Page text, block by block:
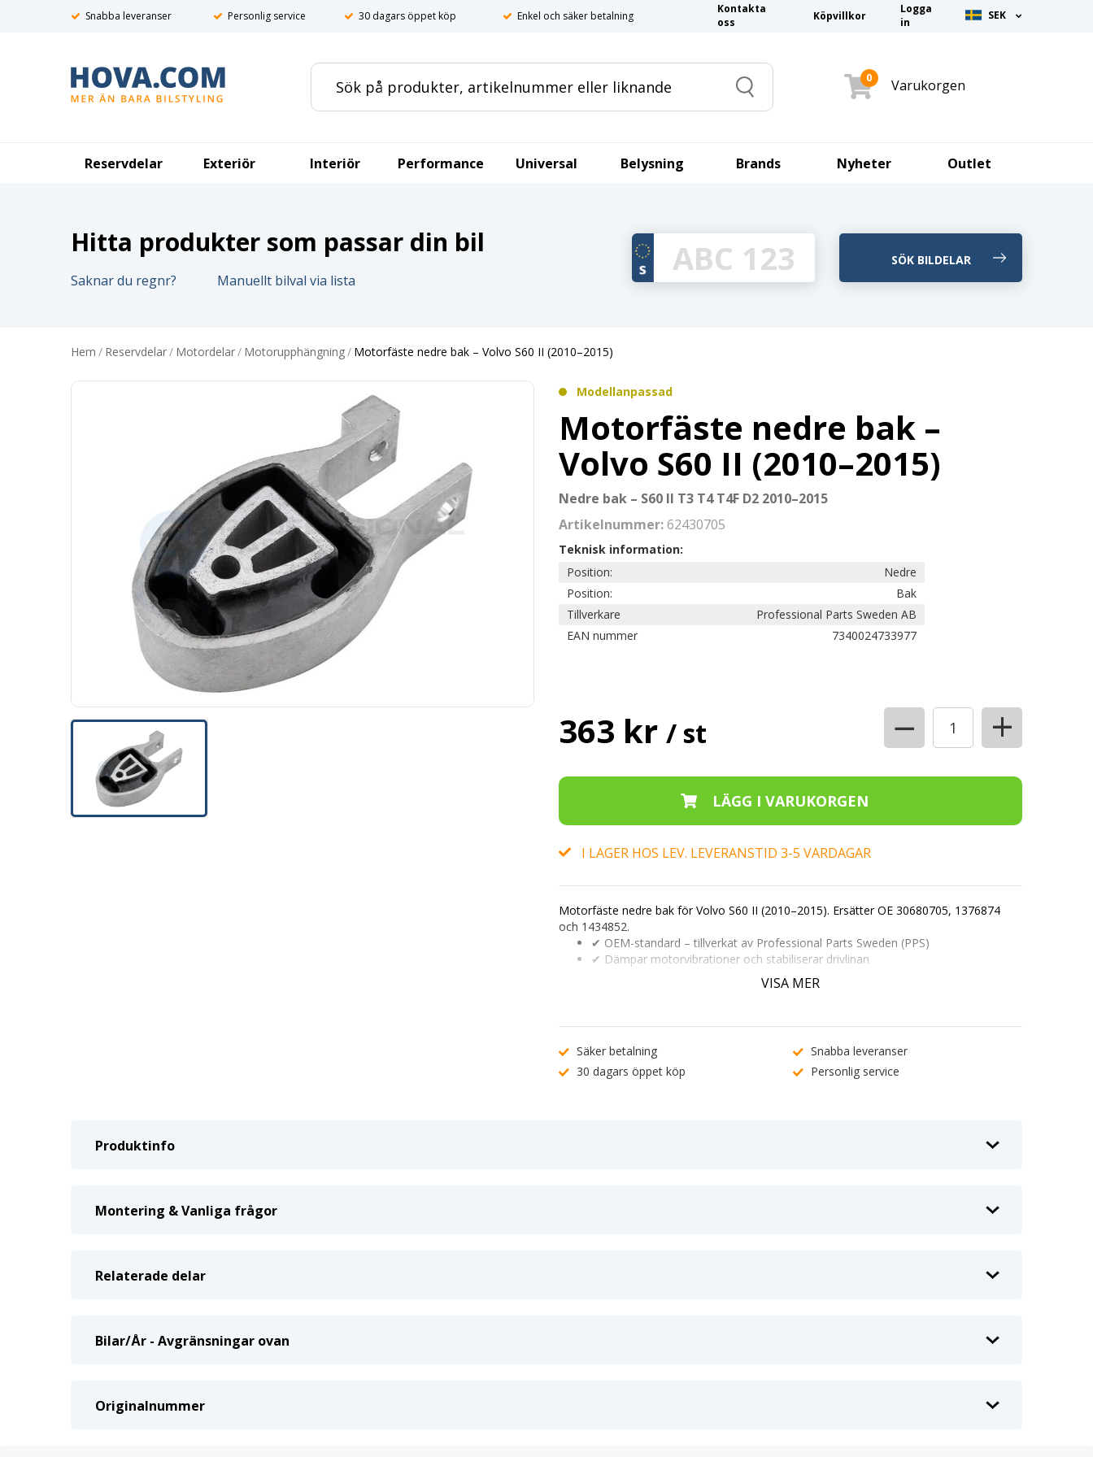
Snabba leveranser Personlig service 30 dagars öppet köp Enkel och säker betalning
Kontakta
oss
Köpvillkor
Logga
in
SEK
Search
0 Varukorgen
Reservdelar Exteriör Interiör Performance Universal Belysning Brands Nyheter Outlet
Hitta produkter som passar din bil
Saknar du regnr? Manuellt bilval via lista
Hem / Reservdelar/ Motordelar/ Motorupphängning/ Motorfäste nedre bak – Volvo S60 II (2010–2015)
Modellanpassad
Motorfäste nedre bak –
Volvo S60 II (2010–2015)
Nedre bak – S60 II T3 T4 T4F D2 2010–2015
Artikelnummer:62430705
Teknisk information:
Position:
Nedre
Position:
Bak
Tillverkare
Professional Parts Sweden AB
EAN nummer
7340024733977
363 kr / st − +
I LAGER HOS LEV. LEVERANSTID 3-5 VARDAGAR
Motorfäste nedre bak för Volvo S60 II (2010–2015). Ersätter OE 30680705, 1376874
och 1434852.
✔ OEM-standard – tillverkat av Professional Parts Sweden (PPS)
✔ Dämpar motorvibrationer och stabiliserar drivlinan
✔ Passar T3, T4, T4F och D2-motorer i S60 II
VISA MER
Säker betalning
Snabba leveranser
30 dagars öppet köp
Personlig service
Produktinfo
Montering & Vanliga frågor
Relaterade delar
Bilar/År - Avgränsningar ovan
Originalnummer